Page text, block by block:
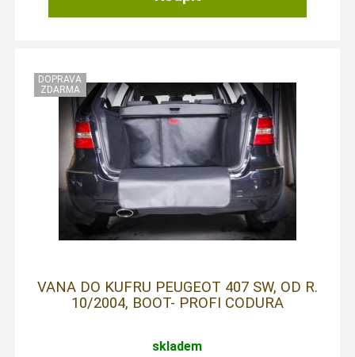
VANA DO KUFRU PEUGEOT 407 SW, OD R.
10/2004, BOOT- PROFI CODURA
skladem